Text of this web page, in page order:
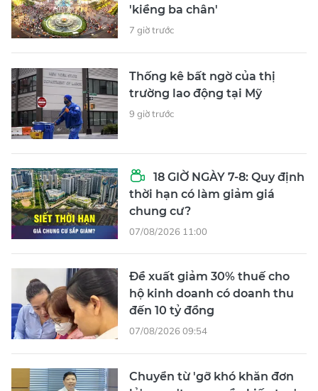
'kiềng ba chân'
7 giờ trước
Thống kê bất ngờ của thị
trường lao động tại Mỹ
9 giờ trước
18 GIỜ NGÀY 7-8: Quy định
thời hạn có làm giảm giá
chung cư?
07/08/2026 11:00
Đề xuất giảm 30% thuế cho
hộ kinh doanh có doanh thu
đến 10 tỷ đồng
07/08/2026 09:54
Chuyển từ 'gỡ khó khăn đơn